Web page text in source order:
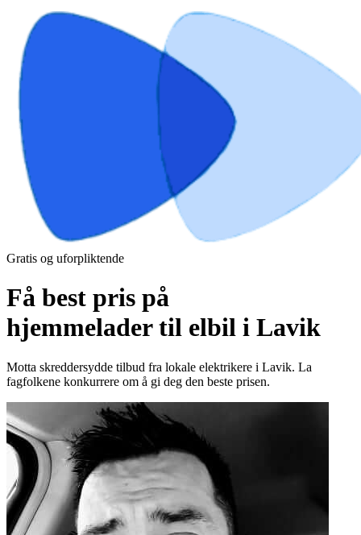
Gratis og uforpliktende
Få best pris på
hjemmelader til elbil i Lavik
Motta skreddersydde tilbud fra lokale elektrikere i Lavik. La
fagfolkene konkurrere om å gi deg den beste prisen.